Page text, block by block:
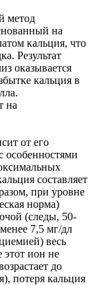
метод
на
кальция, что
Результат
оказывается
кальция в
на
от его
особенностями
составляет
при уровне
норма)
(следы, 50-
7,5 мг/дл
весь
этот ион не
до
потеря кальция